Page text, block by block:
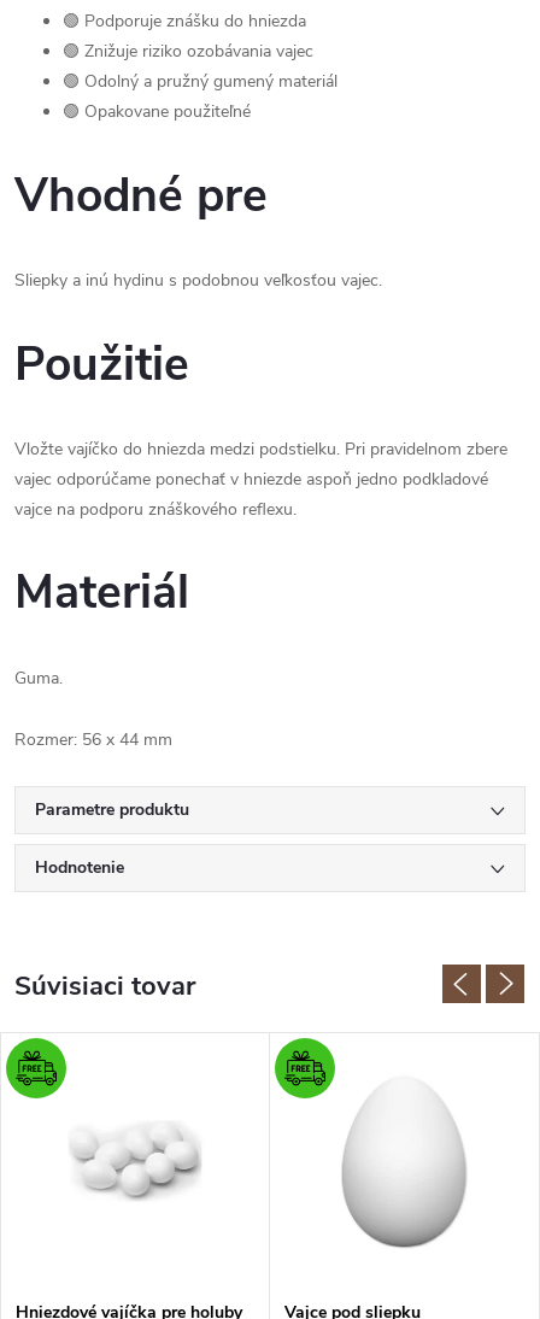
🟢 Podporuje znášku do hniezda
🟢 Znižuje riziko ozobávania vajec
🟢 Odolný a pružný gumený materiál
🟢 Opakovane použiteľné
Vhodné pre
Sliepky a inú hydinu s podobnou veľkosťou vajec.
Použitie
Vložte vajíčko do hniezda medzi podstielku. Pri pravidelnom zbere
vajec odporúčame ponechať v hniezde aspoň jedno podkladové
vajce na podporu znáškového reflexu.
Materiál
Guma.
Rozmer: 56 x 44 mm
Parametre produktu
Hodnotenie
Súvisiaci tovar
Hniezdové vajíčka pre holuby
Vajce pod sliepku